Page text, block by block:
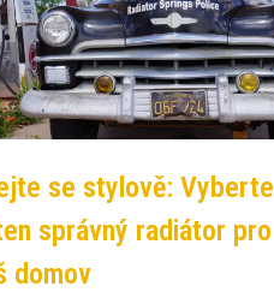
se stylově: Vyberte
správný radiátor pro
domov